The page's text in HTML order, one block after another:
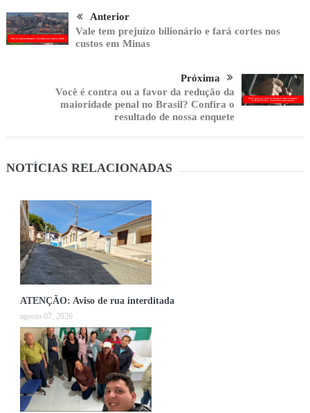
Anterior
Vale tem prejuízo bilionário e fará cortes nos
custos em Minas
Próxima
Você é contra ou a favor da redução da
maioridade penal no Brasil? Confira o
resultado de nossa enquete
NOTÍCIAS RELACIONADAS
ATENÇÃO: Aviso de rua interditada
agosto 07, 2026